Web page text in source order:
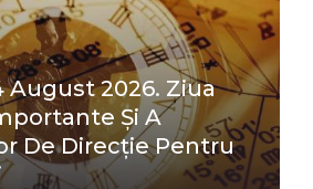
August 2026. Ziua
Și A
De Direcție Pentru